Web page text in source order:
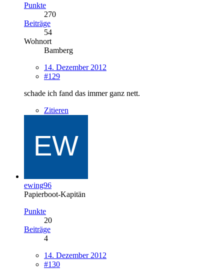
Punkte
270
Beiträge
54
Wohnort
Bamberg
14. Dezember 2012
#129
schade ich fand das immer ganz nett.
Zitieren
ewing96
Papierboot-Kapitän
Punkte
20
Beiträge
4
14. Dezember 2012
#130